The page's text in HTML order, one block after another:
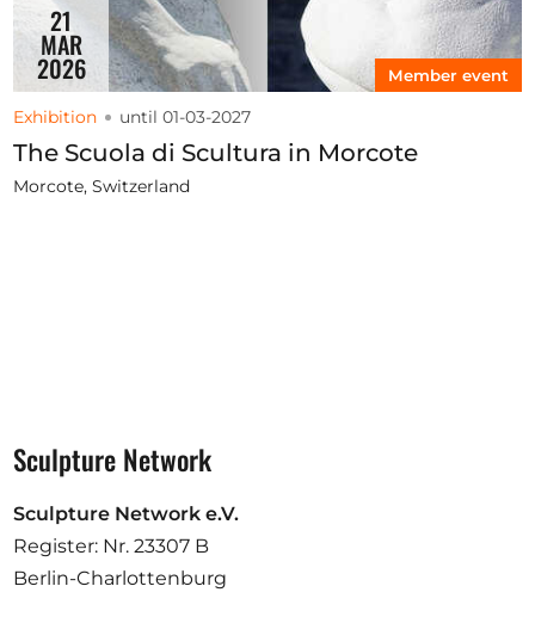
21
MAR
2026 Member event
Exhibition until 01-03-2027
The Scuola di Scultura in Morcote
Morcote, Switzerland
Sculpture Network
Sculpture Network e.V.
Register: Nr. 23307 B
Berlin-Charlottenburg